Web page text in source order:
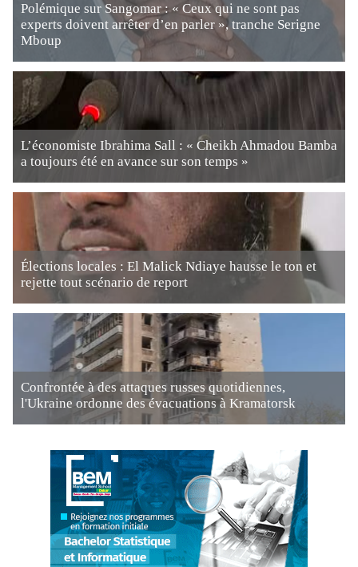
Polémique sur Sangomar : « Ceux qui ne sont pas
experts doivent arrêter d’en parler », tranche Serigne
Mboup
L’économiste Ibrahima Sall : « Cheikh Ahmadou Bamba
a toujours été en avance sur son temps »
Élections locales : El Malick Ndiaye hausse le ton et
rejette tout scénario de report
Confrontée à des attaques russes quotidiennes,
l'Ukraine ordonne des évacuations à Kramatorsk